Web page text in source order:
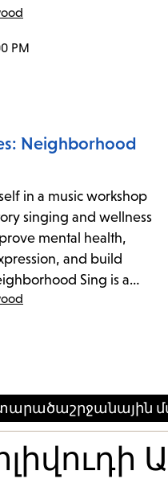
PM
Neighborhood
in a music workshop
singing and wellness
mental health,
and build
Sing is a
in community music
by local teaching
vulnerable
and...
տարածաշրջանային